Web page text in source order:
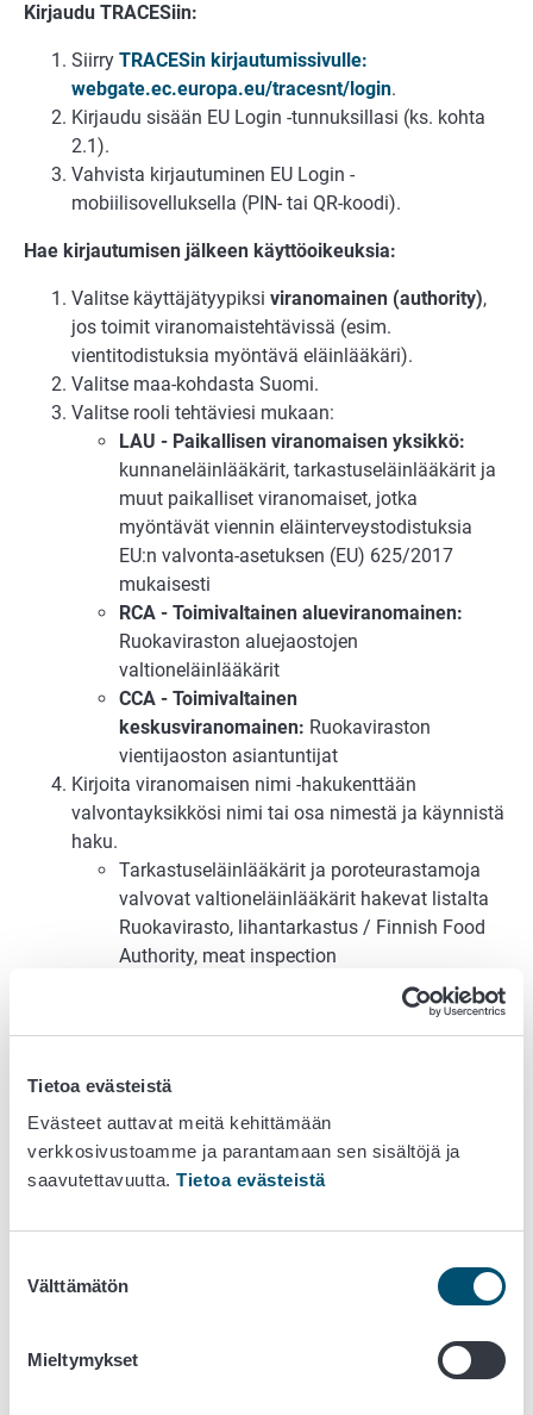
Tietoa evästeistä
Evästeet auttavat meitä kehittämään
verkkosivustoamme ja parantamaan sen sisältöjä ja
saavutettavuutta. Tietoa evästeistä
valinta
Välttämätön
Mieltymykset
Kirjaudu TRACESiin:
Siirry TRACESin kirjautumissivulle:
webgate.ec.europa.eu/tracesnt/login.
Kirjaudu sisään EU Login -tunnuksillasi (ks. kohta
2.1).
Vahvista kirjautuminen EU Login -
mobiilisovelluksella (PIN- tai QR-koodi).
Hae kirjautumisen jälkeen käyttöoikeuksia:
Valitse käyttäjätyypiksi viranomainen (authority),
jos toimit viranomaistehtävissä (esim.
vientitodistuksia myöntävä eläinlääkäri).
Valitse maa-kohdasta Suomi.
Valitse rooli tehtäviesi mukaan:
LAU - Paikallisen viranomaisen yksikkö:
kunnaneläinlääkärit, tarkastuseläinlääkärit ja
muut paikalliset viranomaiset, jotka
myöntävät viennin eläinterveystodistuksia
EU:n valvonta-asetuksen (EU) 625/2017
mukaisesti
RCA - Toimivaltainen alueviranomainen:
Ruokaviraston aluejaostojen
valtioneläinlääkärit
CCA - Toimivaltainen
keskusviranomainen: Ruokaviraston
vientijaoston asiantuntijat
Kirjoita viranomaisen nimi -hakukenttään
valvontayksikkösi nimi tai osa nimestä ja käynnistä
haku.
Tarkastuseläinlääkärit ja poroteurastamoja
valvovat valtioneläinlääkärit hakevat listalta
Ruokavirasto, lihantarkastus / Finnish Food
Authority, meat inspection
Kun valvontayksikkösi löytyy, rastita valitse-ruutu
siltä riviltä, jonka Domain-sarakkeessa näkyyEU
EXPORT. (Valvontayksikkö voi löytyä useammalta
Paina lopuksi vihreää
Kun käyttöoikeus on haettu, ota yhteyttä
valvontayksikkösi pääkäyttäjään tai
Ruokavirastoon käyttöoikeuden varmentamista
kunnaneläinlääkärit: valvontayksikkösi
pääkäyttäjä,
elaintraces@ruokavirasto.fi
tai